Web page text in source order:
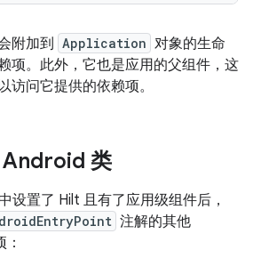
附加到 Application 对象的生命
项。此外，它也是应用的父组件，这
访问它提供的依赖项。
Android 类
设置了 Hilt 且有了应用级组件后，
注解的其他